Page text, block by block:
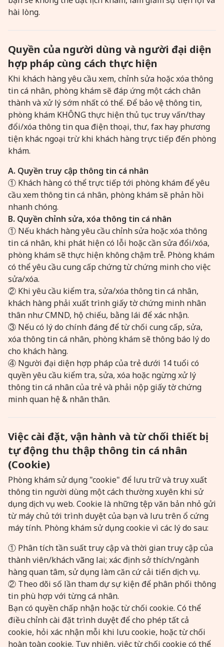
hài lòng.
Quyền của người dùng và người đại diện
hợp pháp cùng cách thực hiện
Khi khách hàng yêu cầu xem, chỉnh sửa hoặc xóa thông
tin cá nhân, phòng khám sẽ đáp ứng một cách chân
thành và xử lý sớm nhất có thể. Để bảo vệ thông tin,
phòng khám KHÔNG thực hiện thủ tục truy vấn/thay
đổi/xóa thông tin qua điện thoại, thư, fax hay phương
tiện khác ngoại trừ khi khách hàng trực tiếp đến phòng
khám.
A. Quyền truy cập thông tin cá nhân
① Khách hàng có thể trực tiếp tới phòng khám để yêu
cầu xem thông tin cá nhân, phòng khám sẽ phản hồi
nhanh chóng.
B. Quyền chỉnh sửa, xóa thông tin cá nhân
① Nếu khách hàng yêu cầu chỉnh sửa hoặc xóa thông
tin cá nhân, khi phát hiện có lỗi hoặc cần sửa đổi/xóa,
phòng khám sẽ thực hiện không chậm trễ. Phòng khám
có thể yêu cầu cung cấp chứng từ chứng minh cho việc
sửa/xóa.
② Khi yêu cầu kiểm tra, sửa/xóa thông tin cá nhân,
khách hàng phải xuất trình giấy tờ chứng minh nhân
thân như CMND, hộ chiếu, bằng lái để xác nhận.
③ Nếu có lý do chính đáng để từ chối cung cấp, sửa,
xóa thông tin cá nhân, phòng khám sẽ thông báo lý do
cho khách hàng.
④ Người đại diện hợp pháp của trẻ dưới 14 tuổi có
quyền yêu cầu kiểm tra, sửa, xóa hoặc ngừng xử lý
thông tin cá nhân của trẻ và phải nộp giấy tờ chứng
minh quan hệ & nhân thân.
Việc cài đặt, vận hành và từ chối thiết bị
tự động thu thập thông tin cá nhân
(Cookie)
Phòng khám sử dụng "cookie" để lưu trữ và truy xuất
thông tin người dùng một cách thường xuyên khi sử
dụng dịch vụ web. Cookie là những tệp văn bản nhỏ gửi
từ máy chủ tới trình duyệt của bạn và lưu trên ổ cứng
máy tính. Phòng khám sử dụng cookie vì các lý do sau:
① Phân tích tần suất truy cập và thời gian truy cập của
thành viên/khách vãng lai; xác định sở thích/ngành
hàng quan tâm, sử dụng làm căn cứ cải tiến dịch vụ.
② Theo dõi số lần tham dự sự kiện để phân phối thông
tin phù hợp với từng cá nhân.
Bạn có quyền chấp nhận hoặc từ chối cookie. Có thể
điều chỉnh cài đặt trình duyệt để cho phép tất cả
cookie, hỏi xác nhận mỗi khi lưu cookie, hoặc từ chối
hoàn toàn cookie. Tuy nhiên, việc từ chối cookie có thể